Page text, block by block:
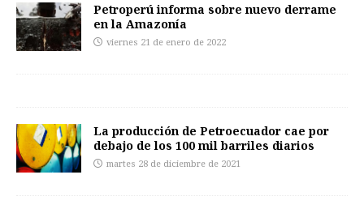
Petroperú informa sobre nuevo derrame
en la Amazonía
viernes 21 de enero de 2022
La producción de Petroecuador cae por
debajo de los 100 mil barriles diarios
martes 28 de diciembre de 2021